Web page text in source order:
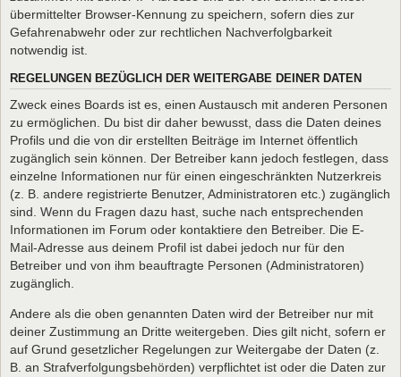
übermittelter Browser-Kennung zu speichern, sofern dies zur
Gefahrenabwehr oder zur rechtlichen Nachverfolgbarkeit
notwendig ist.
REGELUNGEN BEZÜGLICH DER WEITERGABE DEINER DATEN
Zweck eines Boards ist es, einen Austausch mit anderen Personen
zu ermöglichen. Du bist dir daher bewusst, dass die Daten deines
Profils und die von dir erstellten Beiträge im Internet öffentlich
zugänglich sein können. Der Betreiber kann jedoch festlegen, dass
einzelne Informationen nur für einen eingeschränkten Nutzerkreis
(z. B. andere registrierte Benutzer, Administratoren etc.) zugänglich
sind. Wenn du Fragen dazu hast, suche nach entsprechenden
Informationen im Forum oder kontaktiere den Betreiber. Die E-
Mail-Adresse aus deinem Profil ist dabei jedoch nur für den
Betreiber und von ihm beauftragte Personen (Administratoren)
zugänglich.
Andere als die oben genannten Daten wird der Betreiber nur mit
deiner Zustimmung an Dritte weitergeben. Dies gilt nicht, sofern er
auf Grund gesetzlicher Regelungen zur Weitergabe der Daten (z.
B. an Strafverfolgungsbehörden) verpflichtet ist oder die Daten zur